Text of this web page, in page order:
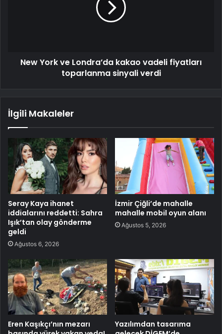
New York ve Londra’da kakao vadeli fiyatları
toparlanma sinyali verdi
İlgili Makaleler
Seray Kaya ihanet
iddialarını reddetti: Sahra
Işık’tan olay gönderme
geldi
Ağustos 6, 2026
İzmir Çiğli’de mahalle
mahalle mobil oyun alanı
Ağustos 5, 2026
Eren Kaşıkçı’nın mezarı
Yazılımdan tasarıma